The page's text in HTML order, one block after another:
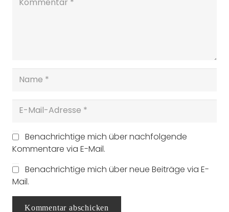
Benachrichtige mich über nachfolgende
Kommentare via E-Mail.
Benachrichtige mich über neue Beiträge via E-
Mail.
Kommentar abschicken